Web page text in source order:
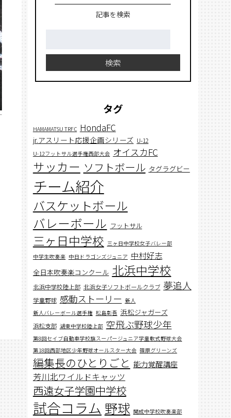
記事を検索
検索
タグ
HAMAMATSU TRFC HondaFC
jr.アスリート応援企画シリーズ U-12
U-12フットサル選手権西部大会 オイスカFC
サッカー ソフトボール タグラグビー
チーム紹介
バスケットボール
バレーボール フットサル
三ヶ日中学校 三ヶ日中学校女子バレー部
中学生吹奏楽 中日ドラゴンズジュニア 中村好志
全日本吹奏楽コンクール 北浜中学校
北浜中学校陸上部 北浜女子ソフトボールクラブ 夢追人
学童野球 感動ストーリー 新人
新人バレーボール選手権 松島彰吾 浜松ジャガーズ
浜松支部 湖東中学校陸上部 空飛ぶ野球少年
第8回セイブ自動車学校旗スーパージュニア学童軟式野球大会
第18回西部地区少年野球オールスター大会 篠原グリーンズ
編集長のひとりごと 能力覚醒講座
芳川北ワイルドキャッツ
西遠女子学園中学校
試合コラム 野球 開成中学校吹奏楽部